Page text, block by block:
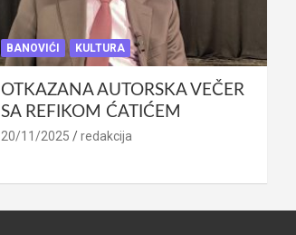
BANOVIĆI KULTURA
OTKAZANA AUTORSKA VEČER
SA REFIKOM ĆATIĆEM
20/11/2025 redakcija